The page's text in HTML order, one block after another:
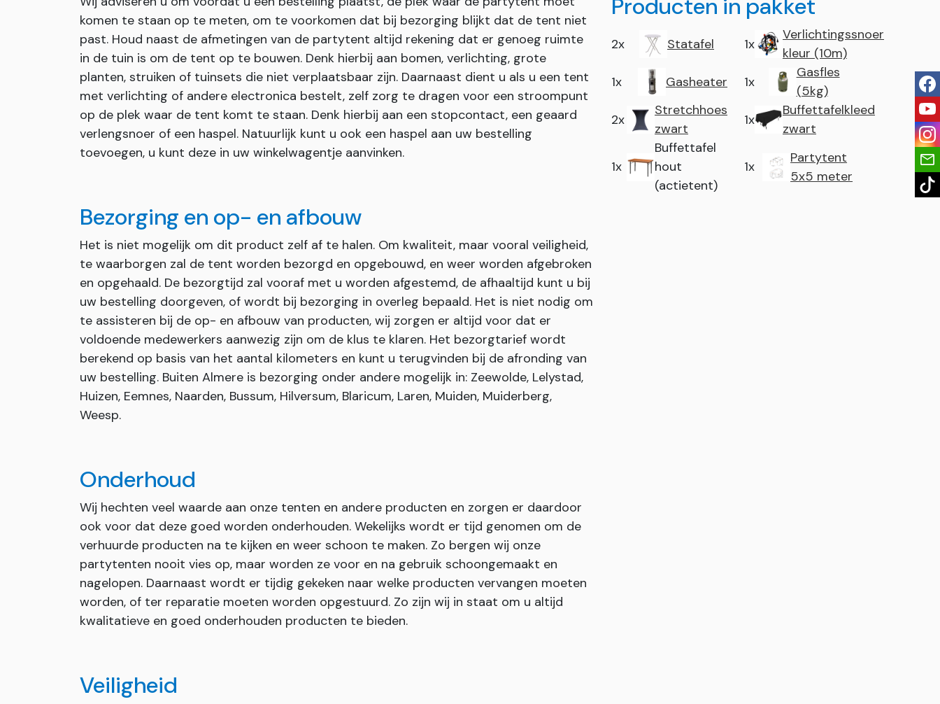
komen te staan op te meten, om te voorkomen dat bij bezorging blijkt dat de tent niet
past. Houd naast de afmetingen van de partytent altijd rekening dat er genoeg ruimte
in de tuin is om de tent op te bouwen. Denk hierbij aan bomen, verlichting, grote
planten, struiken of tuinsets die niet verplaatsbaar zijn. Daarnaast dient u als u een tent
met verlichting of andere electronica bestelt, zelf zorg te dragen voor een stroompunt
op de plek waar de tent komt te staan. Denk hierbij aan een stopcontact, een geaard
verlengsnoer of een haspel. Natuurlijk kunt u ook een haspel aan uw bestelling
toevoegen, u kunt deze in uw winkelwagentje aanvinken.
Bezorging en op- en afbouw
Het is niet mogelijk om dit product zelf af te halen. Om kwaliteit, maar vooral veiligheid,
te waarborgen zal de tent worden bezorgd en opgebouwd, en weer worden afgebroken
en opgehaald. De bezorgtijd zal vooraf met u worden afgestemd, de afhaaltijd kunt u bij
uw bestelling doorgeven, of wordt bij bezorging in overleg bepaald. Het is niet nodig om
te assisteren bij de op- en afbouw van producten, wij zorgen er altijd voor dat er
voldoende medewerkers aanwezig zijn om de klus te klaren. Het bezorgtarief wordt
berekend op basis van het aantal kilometers en kunt u terugvinden bij de afronding van
uw bestelling. Buiten Almere is bezorging onder andere mogelijk in: Zeewolde, Lelystad,
Huizen, Eemnes, Naarden, Bussum, Hilversum, Blaricum, Laren, Muiden, Muiderberg,
Weesp.
Onderhoud
Wij hechten veel waarde aan onze tenten en andere producten en zorgen er daardoor
ook voor dat deze goed worden onderhouden. Wekelijks wordt er tijd genomen om de
verhuurde producten na te kijken en weer schoon te maken. Zo bergen wij onze
partytenten nooit vies op, maar worden ze voor en na gebruik schoongemaakt en
nagelopen. Daarnaast wordt er tijdig gekeken naar welke producten vervangen moeten
worden, of ter reparatie moeten worden opgestuurd. Zo zijn wij in staat om u altijd
kwalitatieve en goed onderhouden producten te bieden.
Veiligheid
Producten in pakket
2x Statafel 1x
Verlichtingssnoer
kleur (10m)
1x
Gasheater 1x
Gasfles
(5kg)
2x
Stretchhoes
zwart
1x
Buffettafelkleed
zwart
1x
Buffettafel
hout
(actietent)
1x
Partytent
5x5 meter